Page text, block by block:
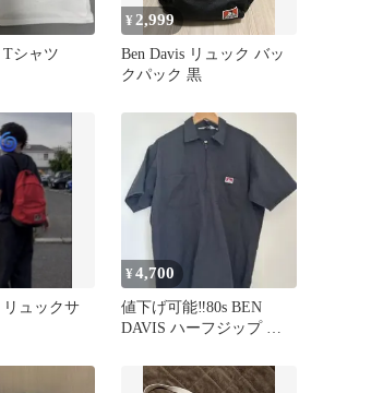
Tシャツ
¥ 2,999
Ben Davis リュック バッ
クパック 黒
リュックサ
¥4,700
値下げ可能‼️80s BEN
DAVIS ハーフジップ ワ